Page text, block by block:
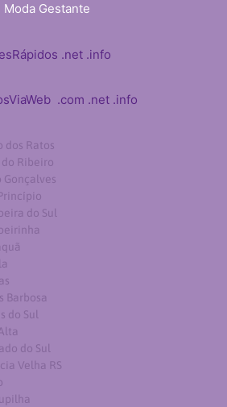
Moda Gestante
.net .info
.com .net .info
dos Ratos
Ribeiro
Gonçalves
do Sul
Barbosa
do Sul
do Sul
Velha RS